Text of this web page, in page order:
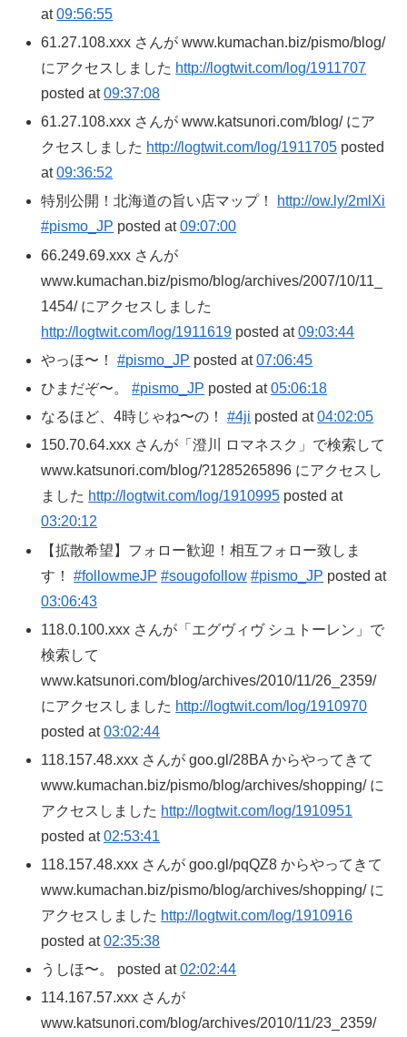
at09:56:55
61.27.108.xxx さんが www.kumachan.biz/pismo/blog/
にアクセスしました http://logtwit.com/log/1911707
posted at09:37:08
61.27.108.xxx さんが www.katsunori.com/blog/ にア
クセスしました http://logtwit.com/log/1911705 posted
at09:36:52
特別公開！北海道の旨い店マップ！
http://ow.ly/2mlXi
#pismo_JP posted at09:07:00
66.249.69.xxx さんが
www.kumachan.biz/pismo/blog/archives/2007/10/11_
1454/ にアクセスしました
http://logtwit.com/log/1911619 posted at09:03:44
やっほ〜！#pismo_JP posted at07:06:45
ひまだぞ〜。#pismo_JP posted at05:06:18
なるほど、4時じゃね〜の！#4ji posted at04:02:05
150.70.64.xxx さんが「澄川 ロマネスク」で検索して
www.katsunori.com/blog/?1285265896 にアクセスし
ました http://logtwit.com/log/1910995 posted at
03:20:12
【拡散希望】フォロー歓迎！相互フォロー致しま
す！#followmeJP #sougofollow #pismo_JP posted at
03:06:43
118.0.100.xxx さんが「エグヴィヴ シュトーレン」で
検索して
www.katsunori.com/blog/archives/2010/11/26_2359/
にアクセスしました http://logtwit.com/log/1910970
posted at03:02:44
118.157.48.xxx さんが goo.gl/28BA からやってきて
www.kumachan.biz/pismo/blog/archives/shopping/ に
アクセスしました http://logtwit.com/log/1910951
posted at02:53:41
118.157.48.xxx さんが goo.gl/pqQZ8 からやってきて
www.kumachan.biz/pismo/blog/archives/shopping/ に
アクセスしました http://logtwit.com/log/1910916
posted at02:35:38
うしほ〜。 posted at02:02:44
114.167.57.xxx さんが
www.katsunori.com/blog/archives/2010/11/23_2359/